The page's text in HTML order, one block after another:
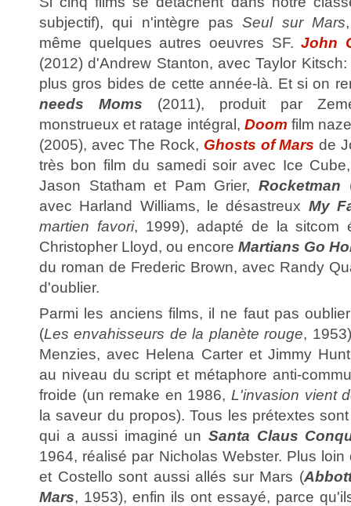
subjectif), qui n'intègre pasSeul sur Mars
même quelques autres oeuvres SF.John
(2012) d'Andrew Stanton, avec Taylor
plus gros bides de cette année-là. Et si on
needs Moms (2011), produit par
monstrueux et ratage intégral, Doom film
(2005), avec The Rock, Ghosts of Mars de
très bon film du samedi soir avec Ice
Jason Statham et Pam Grier,Rocketman
avec Harland Williams, le désastreux My
martien favori, 1999), adapté de la sitcom
Christopher Lloyd, ou encore Martians Go
du roman de Frederic Brown, avec Randy
d'oublier.
Parmi les anciens films, il ne faut pas
(Les envahisseurs de la planète rouge,
Menzies, avec Helena Carter et Jimmy
au niveau du script et métaphore anti-
froide (un remake en 1986, L'invasion vient
la saveur du propos). Tous les prétextes
qui a aussi imaginé un Santa Claus
1964, réalisé par Nicholas Webster. Plus
et Costello sont aussi allés sur Mars (
Mars, 1953), enfin ils ont essayé, parce